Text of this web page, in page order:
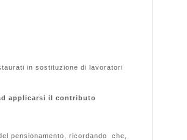
in sostituzione di lavoratori
applicarsi il contributo
pensionamento, ricordando che,